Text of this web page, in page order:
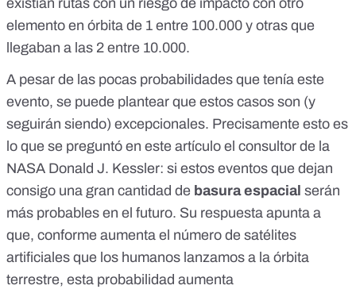
existían rutas con un riesgo de impacto con otro
elemento en órbita de 1 entre 100.000 y otras que
llegaban a las 2 entre 10.000.
A pesar de las pocas probabilidades que tenía este
evento, se puede plantear que estos casos son (y
seguirán siendo) excepcionales. Precisamente esto es
lo que se preguntó en este artículo el consultor de la
NASA Donald J. Kessler: si estos eventos que dejan
consigo una gran cantidad de basura espacial serán
más probables en el futuro. Su respuesta apunta a
que, conforme aumenta el número de satélites
artificiales que los humanos lanzamos a la órbita
terrestre, esta probabilidad aumenta